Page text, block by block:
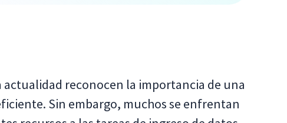
actualidad reconocen la importancia de una
Sin embargo, muchos se enfrentan